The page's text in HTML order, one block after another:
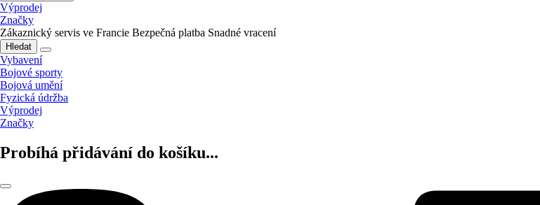
Výprodej
Značky
Zákaznický servis ve Francie Bezpečná platba Snadné vracení
Hledat
Vybavení
Bojové sporty
Bojová umění
Fyzická údržba
Výprodej
Značky
Probíhá přidávání do košíku...